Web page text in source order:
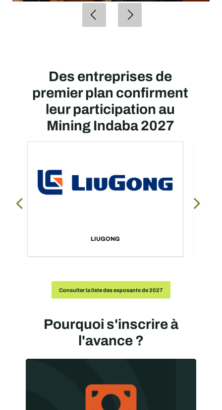
Des entreprises de
premier plan confirment
leur participation au
Mining Indaba 2027
LIUGONG
Consulter la liste des exposants de 2027
Pourquoi s'inscrire à
l'avance ?